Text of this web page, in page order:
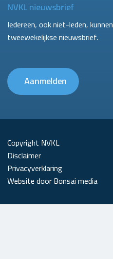
NVKL nieuwsbrief
Iedereen, ook niet-leden,
tweewekelijkse nieuwsbrief.
Aanmelden
Copyright NVKL
Disclaimer
Privacyverklaring
Website door Bonsai media